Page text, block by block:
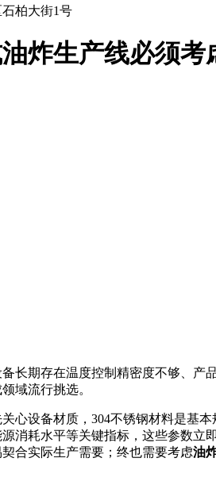
柏大街1号
炸生产线必须考
长期存在温度控制精密度不够、产
域流行挑选。
心设备材质，304不锈钢材料是基
消耗水平等关键指标，这些参数立
合实际生产需要；终也需要考虑油